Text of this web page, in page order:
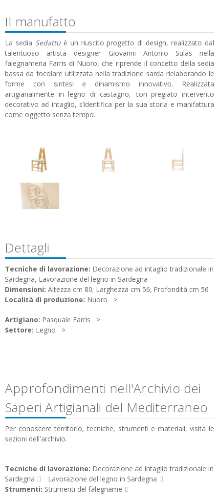
Il manufatto
La sedia Sedattuè un riuscito progetto di design, realizzato dal
talentuoso artista designer Giovanni Antonio Sulas nella
falegnameria Farris di Nuoro, che riprende il concetto della sedia
bassa da focolare utilizzata nella tradizione sarda rielaborando le
forme con sintesi e dinamismo innovativo. Realizzata
artigianalmente in legno di castagno, con pregiato intervento
decorativo ad intaglio, s’identifica per la sua storia e manifattura
come oggetto senza tempo.
Dettagli
Tecniche di lavorazione: Decorazione ad intaglio tradizionale in
Sardegna, Lavorazione del legno in Sardegna
Dimensioni: Altezza cm 80; Larghezza cm 56; Profondità cm 56
Località di produzione: Nuoro
Artigiano: Pasquale Farris
Settore: Legno
Approfondimenti nell'Archivio dei
Saperi Artigianali del Mediterraneo
Per conoscere territorio, tecniche, strumenti e materiali, visita le
sezioni dell'archivio.
Tecniche di lavorazione: Decorazione ad intaglio tradizionale in
Sardegna
Lavorazione del legno in Sardegna
Strumenti: Strumenti del falegname